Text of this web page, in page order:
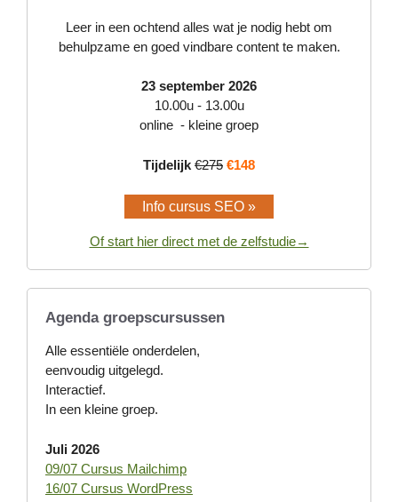
Leer in een ochtend alles wat je nodig hebt om
behulpzame en goed vindbare content te maken.
23 september 2026
10.00u - 13.00u
online - kleine groep
Tijdelijk €275 €148
Info cursus SEO »
Of start hier direct met de zelfstudie→
Agenda groepscursussen
Alle essentiële onderdelen,
eenvoudig uitgelegd.
Interactief.
In een kleine groep.
Juli 2026
09/07 Cursus Mailchimp
16/07 Cursus WordPress